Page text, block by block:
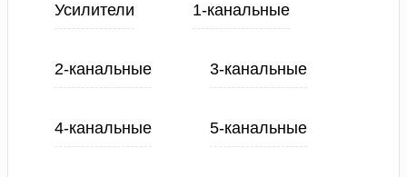
Усилители 1-канальные
2-канальные 3-канальные
4-канальные 5-канальные